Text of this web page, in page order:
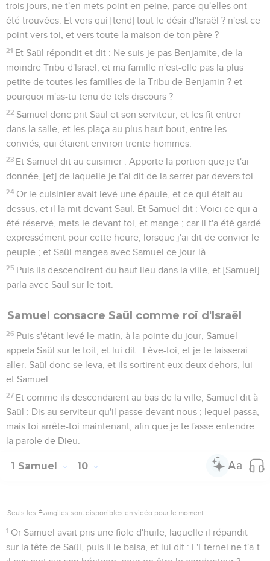
trois jours, ne t'en mets point en peine, parce qu'elles ont
été trouvées. Et vers qui [tend] tout le désir d'Israël ? n'est ce
point vers toi, et vers toute la maison de ton père ?
21 Et Saül répondit et dit : Ne suis-je pas Benjamite, de la
moindre Tribu d'Israël, et ma famille n'est-elle pas la plus
petite de toutes les familles de la Tribu de Benjamin ? et
pourquoi m'as-tu tenu de tels discours ?
22 Samuel donc prit Saül et son serviteur, et les fit entrer
dans la salle, et les plaça au plus haut bout, entre les
conviés, qui étaient environ trente hommes.
23 Et Samuel dit au cuisinier : Apporte la portion que je t'ai
donnée, [et] de laquelle je t'ai dit de la serrer par devers toi.
24 Or le cuisinier avait levé une épaule, et ce qui était au
dessus, et il la mit devant Saül. Et Samuel dit : Voici ce qui a
été réservé, mets-le devant toi, et mange ; car il t'a été gardé
expressément pour cette heure, lorsque j'ai dit de convier le
peuple ; et Saül mangea avec Samuel ce jour-là.
25 Puis ils descendirent du haut lieu dans la ville, et [Samuel]
parla avec Saül sur le toit.
Samuel consacre Saül comme roi d'Israël
26 Puis s'étant levé le matin, à la pointe du jour, Samuel
appela Saül sur le toit, et lui dit : Lève-toi, et je te laisserai
aller. Saül donc se leva, et ils sortirent eux deux dehors, lui
et Samuel.
27 Et comme ils descendaient au bas de la ville, Samuel dit à
Saül : Dis au serviteur qu'il passe devant nous ; lequel passa,
mais toi arrête-toi maintenant, afin que je te fasse entendre
la parole de Dieu.
1 Samuel 10
Seuls les Évangiles sont disponibles en vidéo pour le moment.
1 Or Samuel avait pris une fiole d'huile, laquelle il répandit
sur la tête de Saül, puis il le baisa, et lui dit : L'Eternel ne t'a-t-